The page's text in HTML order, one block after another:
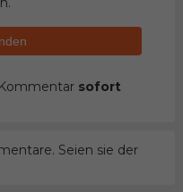
sofort
Seien sie der